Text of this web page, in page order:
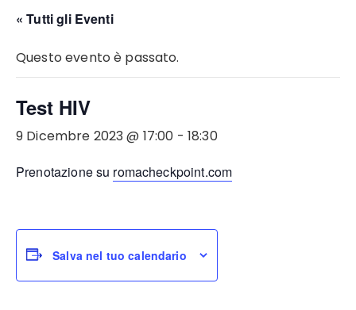
« Tutti gli Eventi
Questo evento è passato.
Test HIV
9 Dicembre 2023 @ 17:00 - 18:30
Prenotazione su romacheckpoint.com
Salva nel tuo calendario